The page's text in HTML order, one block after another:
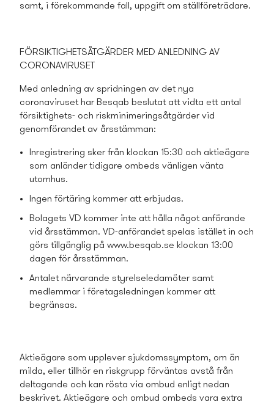
samt, i förekommande fall, uppgift om ställföreträdare.
FÖRSIKTIGHETSÅTGÄRDER MED ANLEDNING AV
CORONAVIRUSET
Med anledning av spridningen av det nya
coronaviruset har Besqab beslutat att vidta ett antal
försiktighets- och riskminimeringsåtgärder vid
genomförandet av årsstämman:
Inregistrering sker från klockan 15:30 och aktieägare
som anländer tidigare ombeds vänligen vänta
utomhus.
Ingen förtäring kommer att erbjudas.
Bolagets VD kommer inte att hålla något anförande
vid årsstämman. VD-anförandet spelas istället in och
görs tillgänglig på www.besqab.se klockan 13:00
dagen för årsstämman.
Antalet närvarande styrelseledamöter samt
medlemmar i företagsledningen kommer att
begränsas.
Aktieägare som upplever sjukdomssymptom, om än
milda, eller tillhör en riskgrupp förväntas avstå från
deltagande och kan rösta via ombud enligt nedan
beskrivet. Aktieägare och ombud ombeds vara extra